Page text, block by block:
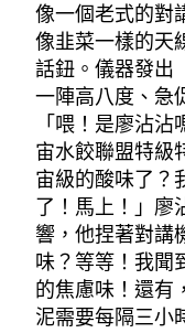
像一個老式的對
像韭菜一樣的天
話鈕。儀器發
一陣高八度、急
「喂！是廖沾
宙水餃聯盟特級
宙級的酸味了？
了！馬上！」
響，他捏著對講
味？等等！我聞
的焦慮味！還有
泥需要每隔三小